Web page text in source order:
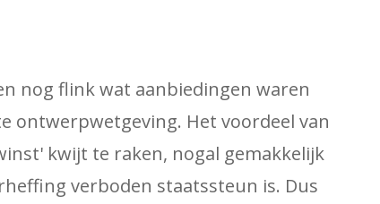
nog flink wat aanbiedingen waren
ontwerpwetgeving. Het voordeel van
kwijt te raken, nogal gemakkelijk
verboden staatssteun is. Dus